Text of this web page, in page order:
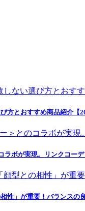
方とおすすめ商品紹介【
ラボが実現。リンクコー
性」が重要！バランスの